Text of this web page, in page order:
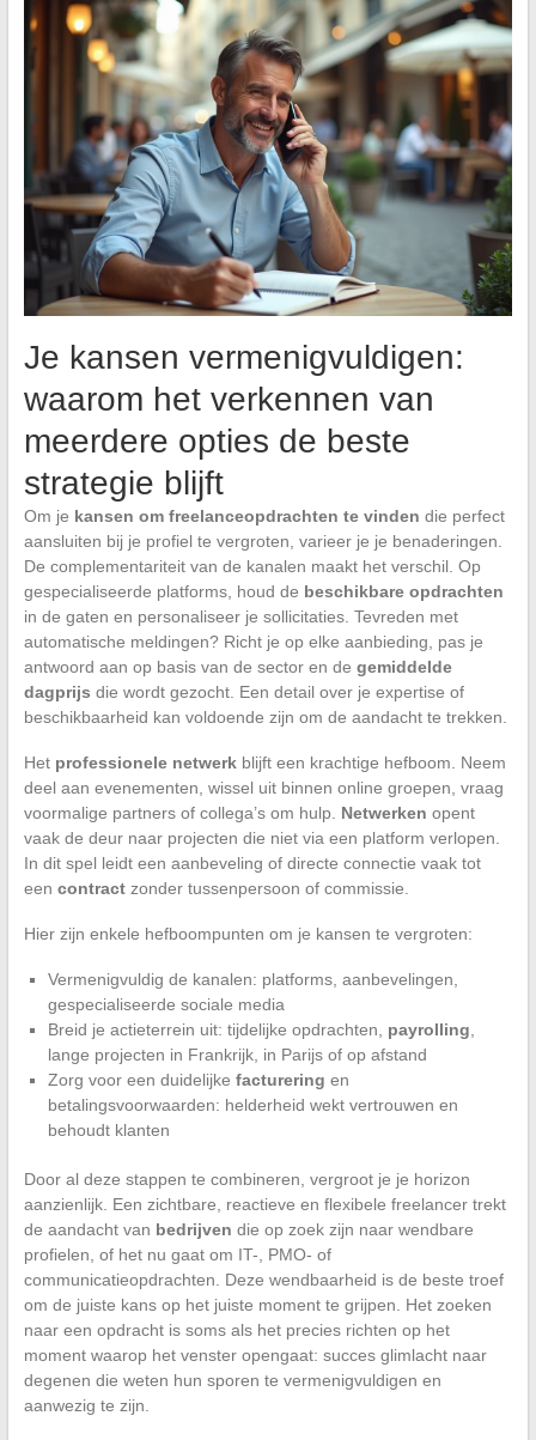
Je kansen vermenigvuldigen:
waarom het verkennen van
meerdere opties de beste
strategie blijft
Om je kansen om freelanceopdrachten te vinden die perfect
aansluiten bij je profiel te vergroten, varieer je je benaderingen.
De complementariteit van de kanalen maakt het verschil. Op
gespecialiseerde platforms, houd de beschikbare opdrachten
in de gaten en personaliseer je sollicitaties. Tevreden met
automatische meldingen? Richt je op elke aanbieding, pas je
antwoord aan op basis van de sector en de gemiddelde
dagprijs die wordt gezocht. Een detail over je expertise of
beschikbaarheid kan voldoende zijn om de aandacht te trekken.
Het professionele netwerkblijft een krachtige hefboom. Neem
deel aan evenementen, wissel uit binnen online groepen, vraag
voormalige partners of collega’s om hulp. Netwerken opent
vaak de deur naar projecten die niet via een platform verlopen.
In dit spel leidt een aanbeveling of directe connectie vaak tot
een contractzonder tussenpersoon of commissie.
Hier zijn enkele hefboompunten om je kansen te vergroten:
Vermenigvuldig de kanalen: platforms, aanbevelingen,
gespecialiseerde sociale media
Breid je actieterrein uit: tijdelijke opdrachten, payrolling
lange projecten in Frankrijk, in Parijs of op afstand
Zorg voor een duidelijke facturering en
betalingsvoorwaarden: helderheid wekt vertrouwen en
behoudt klanten
Door al deze stappen te combineren, vergroot je je horizon
aanzienlijk. Een zichtbare, reactieve en flexibele freelancer trekt
de aandacht van bedrijven die op zoek zijn naar wendbare
profielen, of het nu gaat om IT-, PMO- of
communicatieopdrachten. Deze wendbaarheid is de beste troef
om de juiste kans op het juiste moment te grijpen. Het zoeken
naar een opdracht is soms als het precies richten op het
moment waarop het venster opengaat: succes glimlacht naar
degenen die weten hun sporen te vermenigvuldigen en
aanwezig te zijn.